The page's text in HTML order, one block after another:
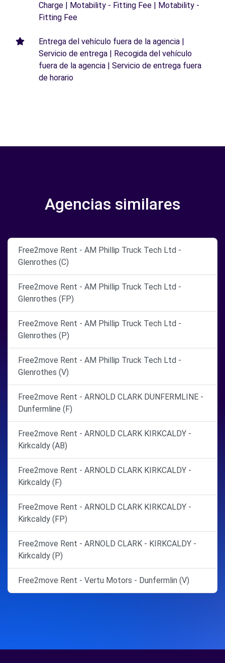
Charge | Motability - Fitting Fee | Motability -
Fitting Fee
Entrega del vehículo fuera de la agencia |
Servicio de entrega | Recogida del vehículo
fuera de la agencia | Servicio de entrega fuera
de horario
Agencias similares
Free2move Rent - AM Phillip Truck Tech Ltd -
Glenrothes (C)
Free2move Rent - AM Phillip Truck Tech Ltd -
Glenrothes (FP)
Free2move Rent - AM Phillip Truck Tech Ltd -
Glenrothes (P)
Free2move Rent - AM Phillip Truck Tech Ltd -
Glenrothes (V)
Free2move Rent - ARNOLD CLARK DUNFERMLINE -
Dunfermline (F)
Free2move Rent - ARNOLD CLARK KIRKCALDY -
Kirkcaldy (AB)
Free2move Rent - ARNOLD CLARK KIRKCALDY -
Kirkcaldy (F)
Free2move Rent - ARNOLD CLARK KIRKCALDY -
Kirkcaldy (FP)
Free2move Rent - ARNOLD CLARK - KIRKCALDY -
Kirkcaldy (P)
Free2move Rent - Vertu Motors - Dunfermlin (V)